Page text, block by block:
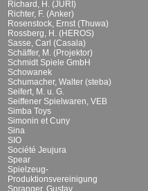
Richard, H. (JURI)
Richter, F. (Anker)
Rosenstock, Ernst (Thuwa)
Rossberg, H. (HEROS)
Sasse, Carl (Casala)
Schäffer, M. (Projektor)
Schmidt Spiele GmbH
Schowanek
Schumacher, Walter (steba)
Seifert, M. u. G.
Seiffener Spielwaren, VEB
Simba Toys
Simonin et Cuny
Sina
SIO
Société Jeujura
Spear
Spielzeug-
Produktionsvereinigung
Spranger, Gustav